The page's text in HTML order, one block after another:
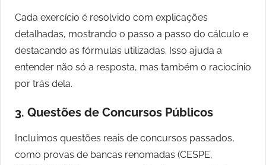
Cada exercício é resolvido com explicações
detalhadas, mostrando o passo a passo do cálculo e
destacando as fórmulas utilizadas. Isso ajuda a
entender não só a resposta, mas também o raciocínio
por trás dela.
3. Questões de Concursos Públicos
Incluímos questões reais de concursos passados,
como provas de bancas renomadas (CESPE,